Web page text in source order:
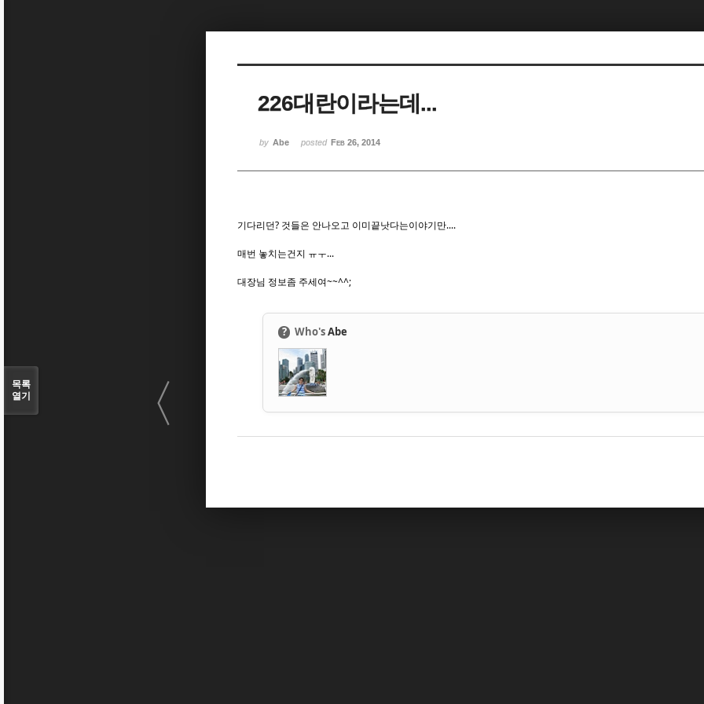
226대란이라는데...
by Abe posted Feb 26, 2014
기다리던? 것들은 안나오고 이미끝낫다는이야기만....
매번 놓치는건지 ㅠㅜ...
대장님 정보좀 주세여~~^^;
? Who'sAbe
〈
목록
열기
Sketchbook5, 스케치북5
Sketchbook5, 스케치북5
Sketchbook5, 스케치북5
Sketchbook5, 스케치북5